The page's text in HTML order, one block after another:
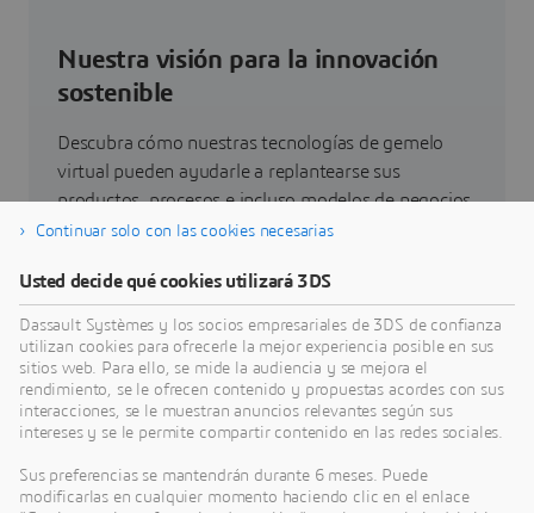
Nuestra visión para la innovación
sostenible
Descubra cómo nuestras tecnologías de gemelo
virtual pueden ayudarle a replantearse sus
productos, procesos e incluso modelos de negocios
que permitan conseguir unas innovaciones
Ir a sostenibilidad
Últimas novedades
Continuar solo con las cookies necesarias
Usted decide qué cookies utilizará 3DS
Dassault Systèmes y los socios empresariales de 3DS de confianza
utilizan cookies para ofrecerle la mejor experiencia posible en sus
sitios web. Para ello, se mide la audiencia y se mejora el
rendimiento, se le ofrecen contenido y propuestas acordes con sus
interacciones, se le muestran anuncios relevantes según sus
intereses y se le permite compartir contenido en las redes sociales.
Sus preferencias se mantendrán durante 6 meses. Puede
modificarlas en cualquier momento haciendo clic en el enlace